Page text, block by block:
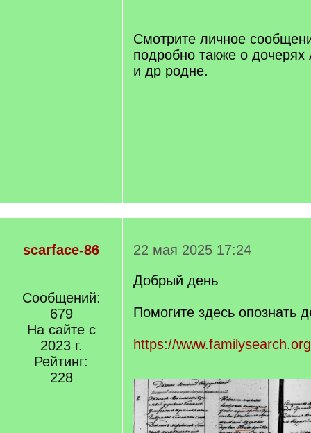
Смотрите личное
подробно также о
и др родне.
scarface-86
Сообщений:
679
На сайте с
2023 г.
Рейтинг:
228
22 мая 2025 17:24
Добрый день
Помогите здесь опознать
https://